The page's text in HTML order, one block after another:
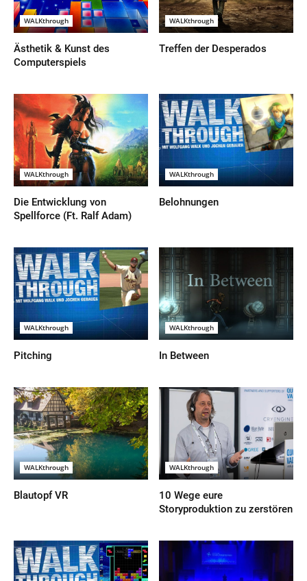
WALKthrough
Ästhetik & Kunst des
Computerspiels
WALKthrough
Treffen der Desperados
WALKthrough
Die Entwicklung von
Spellforce (Ft. Ralf Adam)
WALKthrough
Belohnungen
WALKthrough
Pitching
WALKthrough
In Between
WALKthrough
Blautopf VR
WALKthrough
10 Wege eure
Storyproduktion zu zerstören